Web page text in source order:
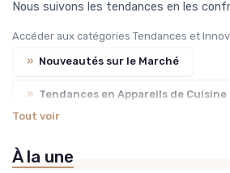
Nous suivons les tendances en les
Accéder aux catégories Tendances et
» Nouveautés sur le Marché
» Tendances en Appareils de Cuisine
» Revues et Comparatifs de Produits
Tout voir
À la une